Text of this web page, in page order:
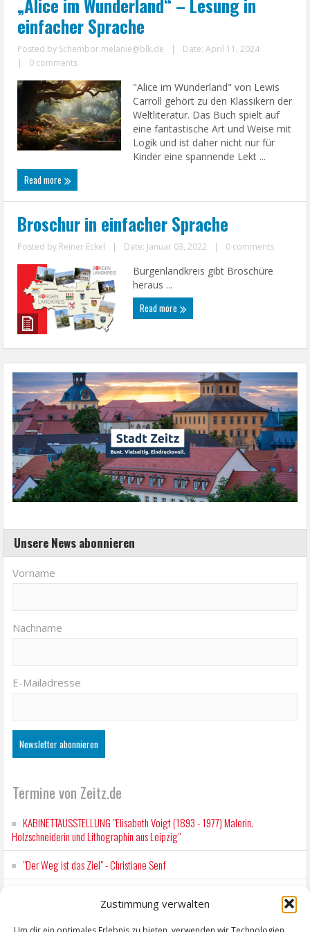
Zustimmung verwalten
„Alice im Wunderland“ – Lesung in
einfacher Sprache
Posted by Schembor.melanie@blk.de |
Date: April 11, 2024
|
0 comments
"Alice im Wunderland" von Lewis
Carroll gehört zu den Klassikern der
Weltliteratur. Das Buch spielt auf
eine fantastische Art und Weise mit
Logik und ist daher nicht nur für
Kinder eine spannende Lekt ...
Read more
Broschur in einfacher Sprache
Posted by Reiner Eckel | Date: Januar 03, 2022 | 0 comments
Burgenlandkreis gibt Broschüre
heraus ...
Read more
Unsere News abonnieren
Vorname
Nachname
E-Mailadresse
Termine von Zeitz.de
KABINETTAUSSTELLUNG "Elisabeth Voigt (1893 - 1977) Malerin.
Holzschneiderin und Lithographin aus Leipzig"
"Der Weg ist das Ziel" - Christiane Senf